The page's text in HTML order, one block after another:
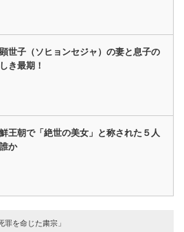
世子（ソヒョンセジャ）の妻と息子の
き最期！
王朝で「絶世の美女」と称された５人
か
罪を命じた粛宗」